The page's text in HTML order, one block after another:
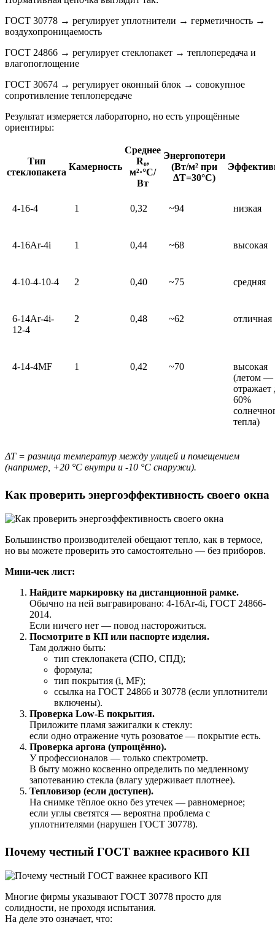
ГОСТ 30778 → регулирует уплотнители → герметичность →
воздухопроницаемость
ГОСТ 24866 → регулирует стеклопакет → теплопередача и
влагопоглощение
ГОСТ 30674 → регулирует оконный блок → совокупное
сопротивление теплопередаче
Результат измеряется лабораторно, но есть упрощённые
ориентиры:
Тип
стеклопакета
Камерность
Среднее
R₀,
м²·°C/
Вт
Энергопотери
(Вт/м² при
ΔT=30°C)
4-16-4 1 0,32 ~94 низкая
4-16Ar-4i 1 0,44 ~68 высокая
4-10-4-10-4 2 0,40 ~75 средняя
6-14Ar-4i-
12-4
2 0,48 ~62 отличная
4-14-4MF 1 0,42 ~70
высокая
(летом —
отражает
60%
тепла)
ΔT = разница температур между улицей и помещением
(например, +20 °C внутри и -10 °C снаружи).
Как проверить энергоэффективность своего окна
Большинство производителей обещают тепло, как в термосе,
но вы можете проверить это самостоятельно — без приборов.
Мини-чек лист:
Найдите маркировку на дистанционной рамке.
Обычно на ней выгравировано: 4-16Ar-4i, ГОСТ 24866-
2014.
Если ничего нет — повод насторожиться.
Посмотрите в КП или паспорте изделия.
Там должно быть:
тип стеклопакета (СПО, СПД);
формула;
тип покрытия (i, MF);
ссылка на ГОСТ 24866 и 30778 (если уплотнители
включены).
Проверка Low-E покрытия.
Приложите пламя зажигалки к стеклу:
если одно отражение чуть розоватое — покрытие есть.
Проверка аргона (упрощённо).
У профессионалов — только спектрометр.
В быту можно косвенно определить по медленному
запотеванию стекла (влагу удерживает плотнее).
Тепловизор (если доступен).
На снимке тёплое окно без утечек — равномерное;
если углы светятся — вероятна проблема с
уплотнителями (нарушен ГОСТ 30778).
Почему честный ГОСТ важнее красивого КП
Многие фирмы указывают ГОСТ 30778 просто для
солидности, не проходя испытания.
На деле это означает, что: